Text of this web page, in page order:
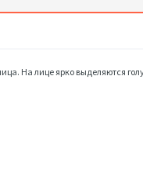
На лице ярко выделяются